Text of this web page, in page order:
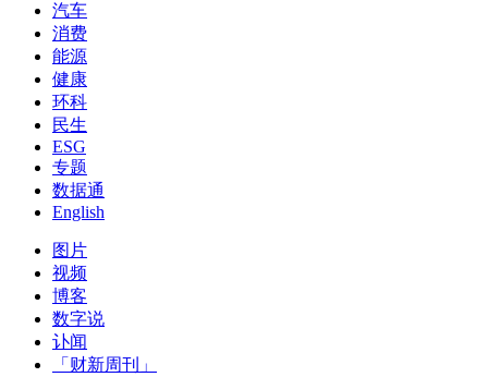
汽车
消费
能源
健康
环科
民生
ESG
专题
数据通
English
图片
视频
博客
数字说
讣闻
「财新周刊」